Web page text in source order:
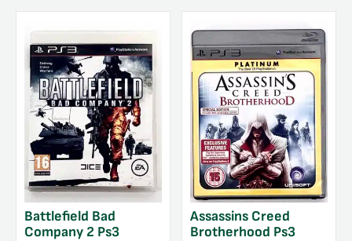
Battlefield Bad
Company 2 Ps3
Assassins Creed
Brotherhood Ps3